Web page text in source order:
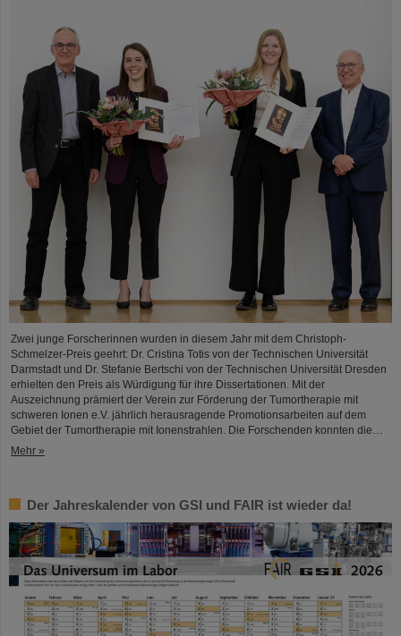
Zwei junge Forscherinnen wurden in diesem Jahr mit dem Christoph-
Schmelzer-Preis geehrt: Dr. Cristina Totis von der Technischen Universität
Darmstadt und Dr. Stefanie Bertschi von der Technischen Universität Dresden
erhielten den Preis als Würdigung für ihre Dissertationen. Mit der
Auszeichnung prämiert der Verein zur Förderung der Tumortherapie mit
schweren Ionen e.V. jährlich herausragende Promotionsarbeiten auf dem
Gebiet der Tumortherapie mit Ionenstrahlen. Die Forschenden konnten die…
Mehr »
Der Jahreskalender von GSI und FAIR ist wieder da!